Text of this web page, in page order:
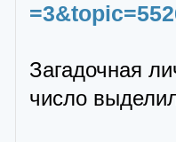
Загадочная
число